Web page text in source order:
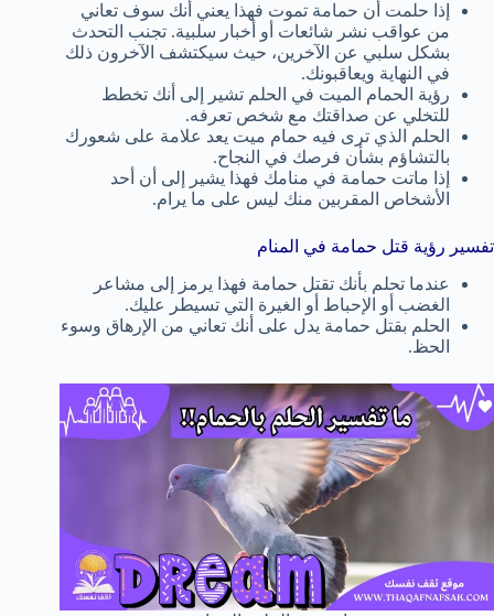
إذا حلمت أن حمامة تموت فهذا يعني أنك سوف تعاني
من عواقب نشر شائعات أو أخبار سلبية. تجنب التحدث
بشكل سلبي عن الآخرين، حيث سيكتشف الآخرون ذلك
في النهاية ويعاقبونك.
رؤية الحمام الميت في الحلم تشير إلى أنك تخطط
للتخلي عن صداقتك مع شخص تعرفه.
الحلم الذي ترى فيه حمام ميت يعد علامة على شعورك
بالتشاؤم بشأن فرصك في النجاح.
إذا ماتت حمامة في منامك فهذا يشير إلى أن أحد
الأشخاص المقربين منك ليس على ما يرام.
تفسير رؤية قتل حمامة في المنام
عندما تحلم بأنك تقتل حمامة فهذا يرمز إلى مشاعر
الغضب أو الإحباط أو الغيرة التي تسيطر عليك.
الحلم بقتل حمامة يدل على أنك تعاني من الإرهاق وسوء
الحظ.